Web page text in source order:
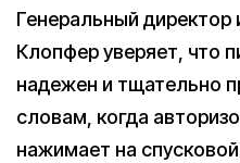
Генеральный директор
Клопфер уверяет, что
надежен и тщательно
словам, когда
нажимает на